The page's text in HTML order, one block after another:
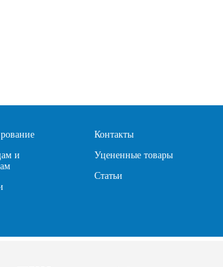
и
Контакты
Уцененные товары
Статьи